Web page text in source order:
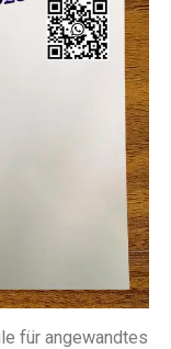
für angewandtes